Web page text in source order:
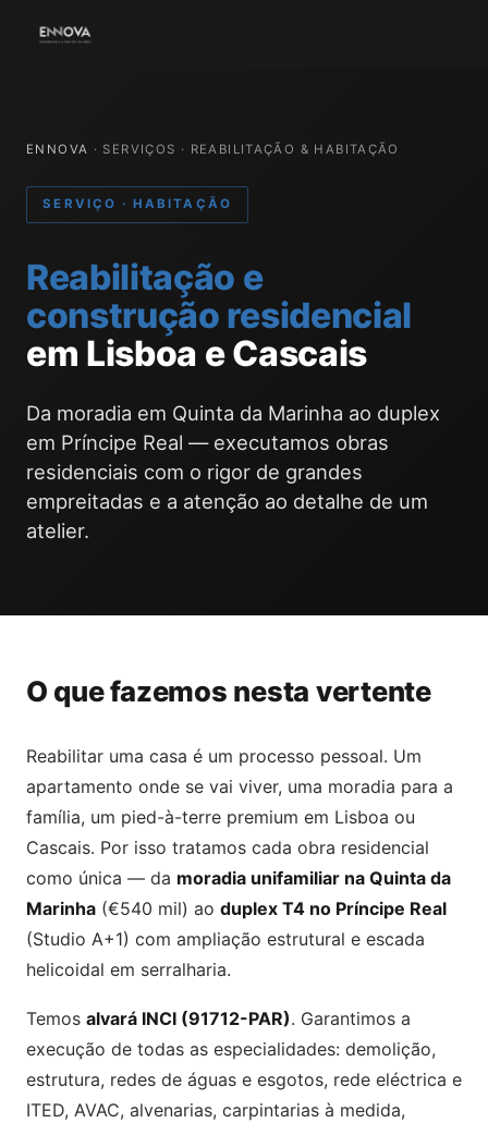
ENNOVA · SERVIÇOS · REABILITAÇÃO & HABITAÇÃO
SERVIÇO · HABITAÇÃO
Reabilitação e
construção residencial
em Lisboa e Cascais
Da moradia em Quinta da Marinha ao duplex
em Príncipe Real — executamos obras
residenciais com o rigor de grandes
empreitadas e a atenção ao detalhe de um
atelier.
O que fazemos nesta vertente
Reabilitar uma casa é um processo pessoal. Um
apartamento onde se vai viver, uma moradia para a
família, um pied-à-terre premium em Lisboa ou
Cascais. Por isso tratamos cada obra residencial
como única — da moradia unifamiliar na Quinta da
Marinha (€540 mil) ao duplex T4 no Príncipe Real
(Studio A+1) com ampliação estrutural e escada
helicoidal em serralharia.
Temos alvará INCI (91712-PAR). Garantimos a
execução de todas as especialidades: demolição,
estrutura, redes de águas e esgotos, rede eléctrica e
ITED, AVAC, alvenarias, carpintarias à medida,